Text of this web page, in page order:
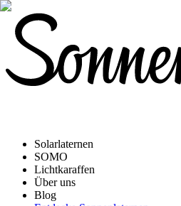
Solarlaternen
SOMO
Lichtkaraffen
Über uns
Blog